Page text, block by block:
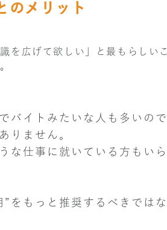
のメリット
を広げて欲しい」と最もらしい
バイトみたいな人も多いの
りません。
な仕事に就いている方もい
をもっと推奨するべきでは